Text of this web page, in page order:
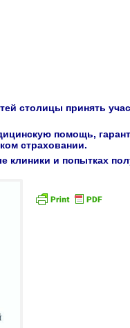
столицы принять
помощь,
страховании.
клиники и попытках